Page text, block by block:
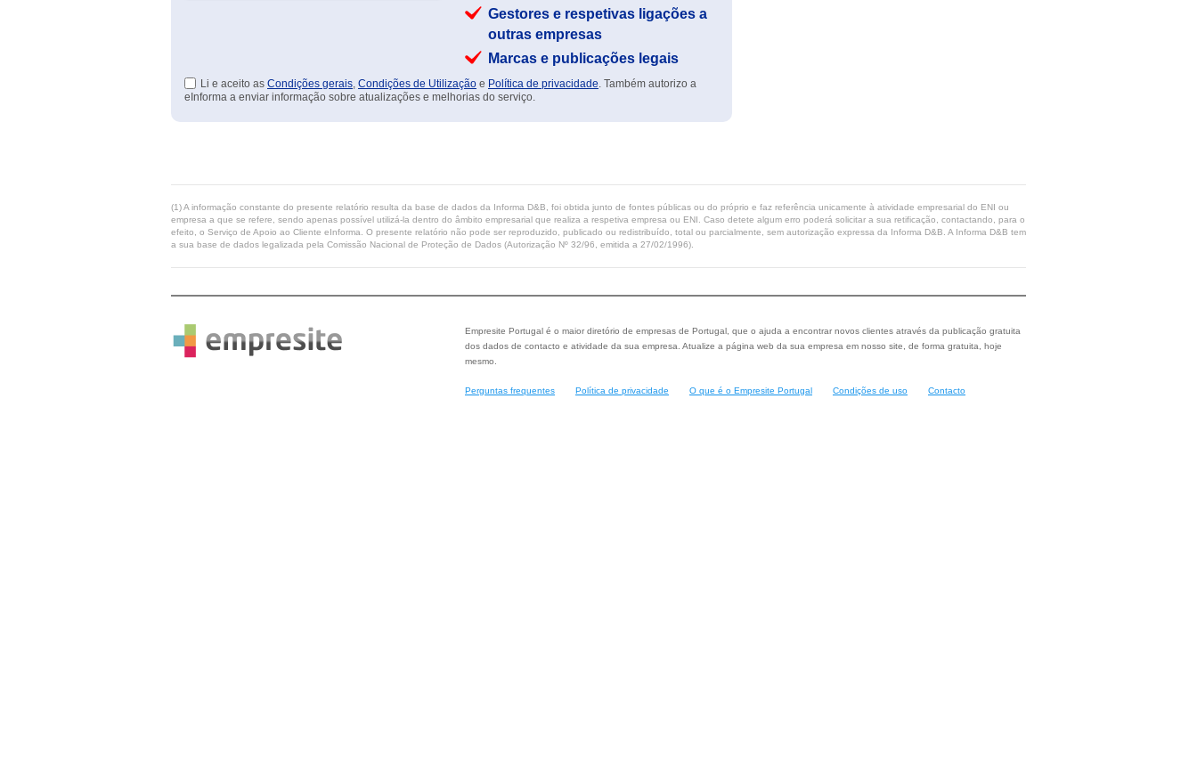
Gestores e respetivas ligações a
outras empresas
Marcas e publicações legais
Li e aceito as Condições gerais, Condições de Utilização e Política de privacidade. Também autorizo a
eInforma a enviar informação sobre atualizações e melhorias do serviço.
(1) A informação constante do presente relatório resulta da base de dados da Informa D&B, foi obtida junto de fontes públicas ou do próprio e faz referência unicamente à atividade empresarial do ENI ou
empresa a que se refere, sendo apenas possível utilizá-la dentro do âmbito empresarial que realiza a respetiva empresa ou ENI. Caso detete algum erro poderá solicitar a sua retificação, contactando, para o
efeito, o Serviço de Apoio ao Cliente eInforma. O presente relatório não pode ser reproduzido, publicado ou redistribuído, total ou parcialmente, sem autorização expressa da Informa D&B. A Informa D&B tem
a sua base de dados legalizada pela Comissão Nacional de Proteção de Dados (Autorização Nº 32/96, emitida a 27/02/1996).
Empresite Portugal é o maior diretório de empresas de Portugal, que o ajuda a encontrar novos clientes através da publicação gratuita
dos dados de contacto e atividade da sua empresa. Atualize a página web da sua empresa em nosso site, de forma gratuita, hoje
mesmo.
Perguntas frequentes Política de privacidade O que é o Empresite Portugal Condições de uso Contacto